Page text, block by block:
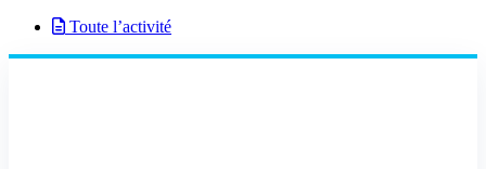
Toute l’activité